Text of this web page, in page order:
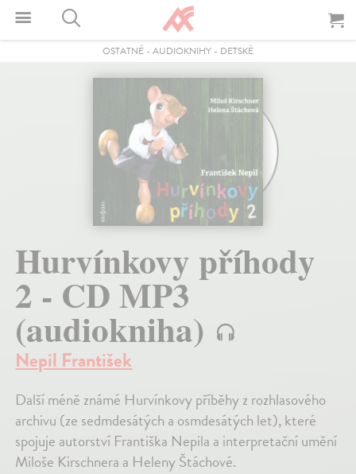
OSTATNÉ - AUDIOKNIHY - DETSKÉ
Hurvínkovy příhody
2 - CD MP3
(audiokniha)
Nepil František
Další méně známé Hurvínkovy příběhy z rozhlasového
archivu (ze sedmdesátých a osmdesátých let), které
spojuje autorství Františka Nepila a interpretační umění
Miloše Kirschnera a Heleny Štáchové.